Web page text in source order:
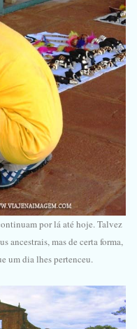
por lá até hoje. Talvez
ancestrais, mas de certa forma,
um dia lhes pertenceu.